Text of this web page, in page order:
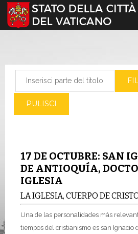
Seleziona la tua lingua
PULISCI
17 DE OCTUBRE: SAN
DE ANTIOQUÍA,
IGLESIA
LA IGLESIA, CUERPO DE
Una de las personalidades más
tiempos del cristianismo es san Ignacio